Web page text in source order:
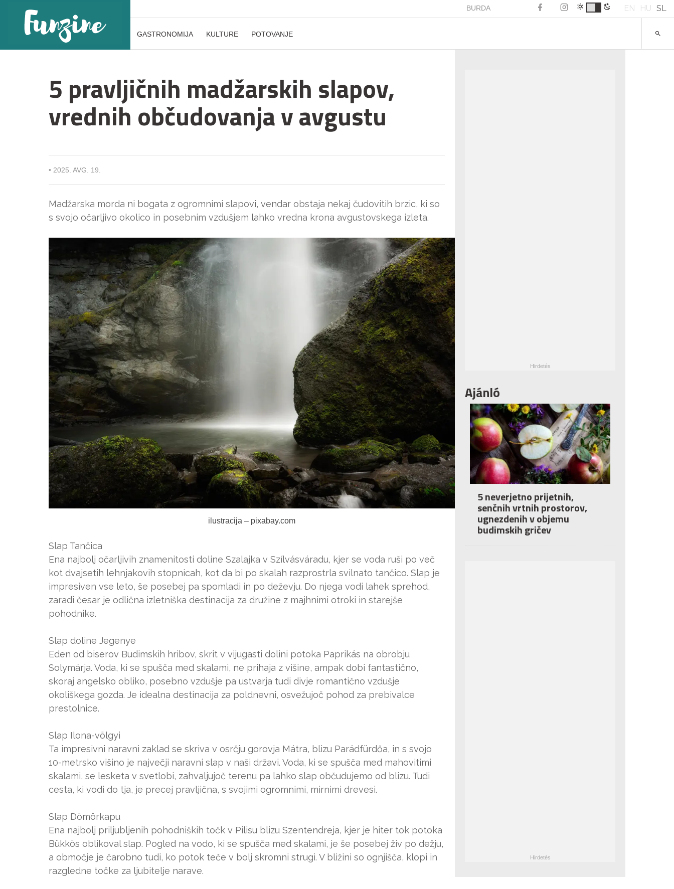
BURDA EN HU SL
GASTRONOMIJA KULTURE POTOVANJE
5 pravljičnih madžarskih slapov,
vrednih občudovanja v avgustu
• 2025. AVG. 19.
Madžarska morda ni bogata z ogromnimi slapovi, vendar obstaja nekaj čudovitih brzic, ki so
s svojo očarljivo okolico in posebnim vzdušjem lahko vredna krona avgustovskega izleta.
ilustracija – pixabay.com
Slap Tančica
Ena najbolj očarljivih znamenitosti doline Szalajka v Szílvásváradu, kjer se voda ruši po več
kot dvajsetih lehnjakovih stopnicah, kot da bi po skalah razprostrla svilnato tančico. Slap je
impresiven vse leto, še posebej pa spomladi in po deževju. Do njega vodi lahek sprehod,
zaradi česar je odlična izletniška destinacija za družine z majhnimi otroki in starejše
pohodnike.
Slap doline Jegenye
Eden od biserov Budimskih hribov, skrit v vijugasti dolini potoka Paprikás na obrobju
Solymárja. Voda, ki se spušča med skalami, ne prihaja z višine, ampak dobi fantastično,
skoraj angelsko obliko, posebno vzdušje pa ustvarja tudi divje romantično vzdušje
okoliškega gozda. Je idealna destinacija za poldnevni, osvežujoč pohod za prebivalce
prestolnice.
Slap Ilona-völgyi
Ta impresivni naravni zaklad se skriva v osrčju gorovja Mátra, blizu Parádfürdőa, in s svojo
10-metrsko višino je največji naravni slap v naši državi. Voda, ki se spušča med mahovitimi
skalami, se lesketa v svetlobi, zahvaljujoč terenu pa lahko slap občudujemo od blizu. Tudi
cesta, ki vodi do tja, je precej pravljična, s svojimi ogromnimi, mirnimi drevesi.
Slap Dömörkapu
Ena najbolj priljubljenih pohodniških točk v Pilisu blizu Szentendreja, kjer je hiter tok potoka
Bükkös oblikoval slap. Pogled na vodo, ki se spušča med skalami, je še posebej živ po dežju,
a območje je čarobno tudi, ko potok teče v bolj skromni strugi. V bližini so ognjišča, klopi in
razgledne točke za ljubitelje narave.
Ajánló
5 neverjetno prijetnih,
senčnih vrtnih prostorov,
ugnezdenih v objemu
budimskih gričev